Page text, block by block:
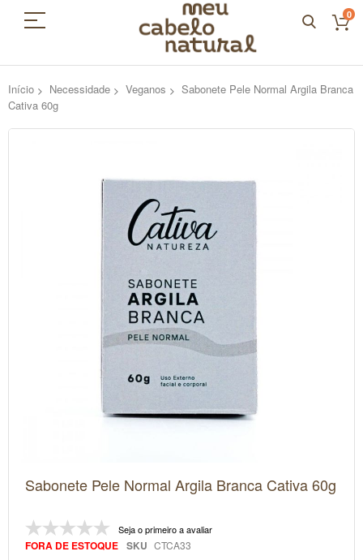
0
Início Necessidade Veganos
Sabonete Pele Normal Argila Branca
Cativa 60g
para
da
Galeria
de
Sabonete Pele Normal Argila Branca Cativa 60g
Seja o primeiro a avaliar
FORA DE ESTOQUE SKU CTCA33